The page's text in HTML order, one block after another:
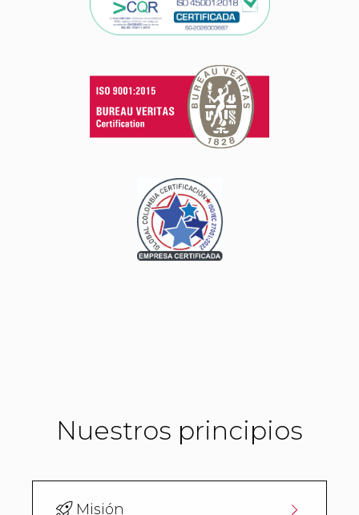
Nuestros principios
Misión